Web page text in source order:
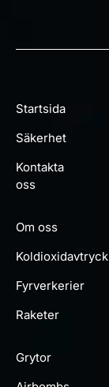
Startsida
Säkerhet
Kontakta
oss
Om oss
Koldioxidavtryck
Fyrverkerier
Raketer
Grytor